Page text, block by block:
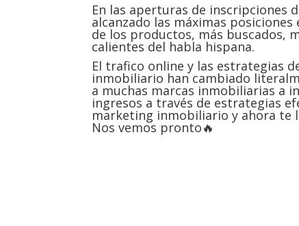
En las aperturas de inscripciones
alcanzado las máximas posiciones
de los productos, más buscados,
calientes del habla hispana.
El trafico online y las estrategias
inmobiliario han cambiado
a muchas marcas inmobiliarias a
ingresos a través de estrategias
marketing inmobiliario y ahora te
Nos vemos pronto🔥